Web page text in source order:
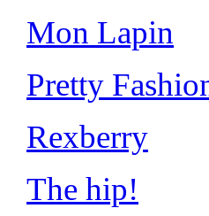
Mon Lapin
Pretty
Rexberry
The hip!